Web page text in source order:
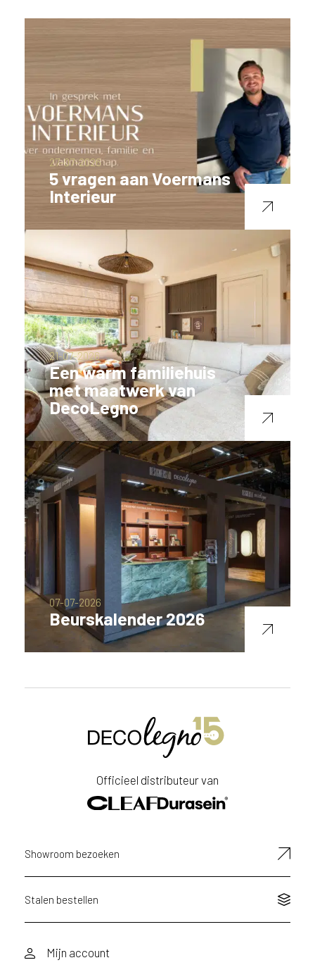
27-07-2026
5 vragen aan Voermans
Interieur
21-07-2026
Een warm familiehuis
met maatwerk van
DecoLegno
07-07-2026
Beurskalender 2026
Officieel distributeur van
Showroom bezoeken
Stalen bestellen
Mijn account